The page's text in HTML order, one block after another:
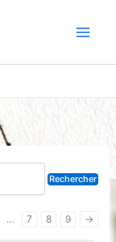
… 7 8 9 →